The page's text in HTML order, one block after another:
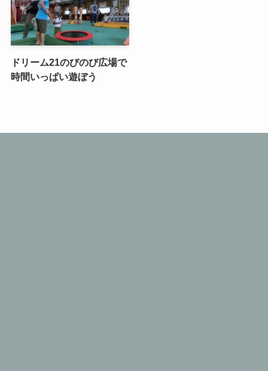
ドリーム21のびのび広場で
時間いっぱい遊ぼう